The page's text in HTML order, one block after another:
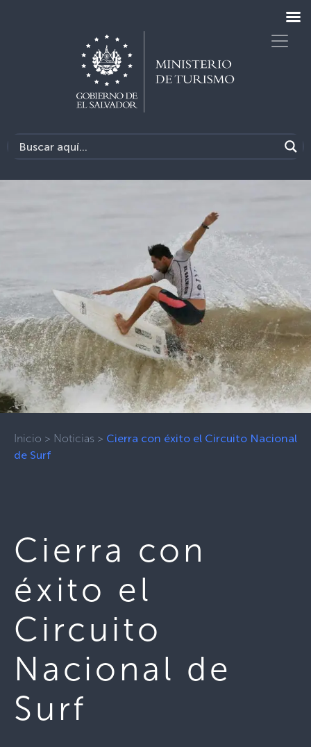
Inicio > Noticias > Cierra con éxito el Circuito Nacional
de Surf
Cierra con
éxito el
Circuito
Nacional de
Surf